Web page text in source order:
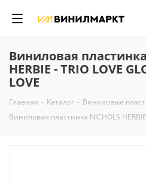
Виниловая
HERBIE - TRIO LOVE
LOVE
Главная - Каталог - Виниловые
Виниловая пластинка NICHOLS